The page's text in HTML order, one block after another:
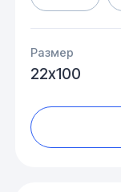
Размер
22х100